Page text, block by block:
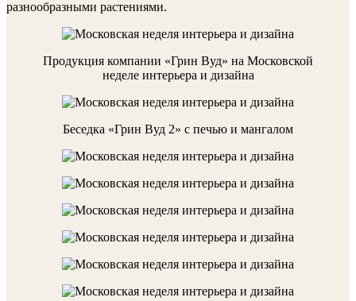
разнообразными растениями.
Продукция компании «Грин Вуд» на Московской
неделе интерьера и дизайна
Беседка «Грин Вуд 2» с печью и мангалом